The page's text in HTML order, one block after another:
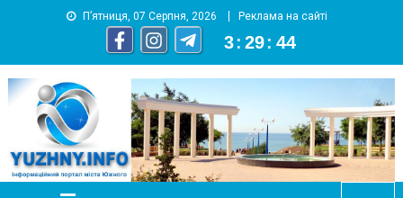
П’ятниця, 07 Серпня, 2026 Реклама на сайті
3 : 29 : 45
YUZHNY.INFO
информационный портал города Южный